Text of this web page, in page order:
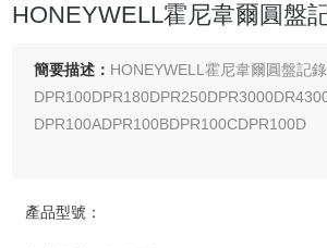
HONEYWELL霍尼韋爾圓盤
簡要描述： HONEYWELL霍尼韋爾圓盤記
DPR100ADPR100BDPR100CDPR100D
產品型號：